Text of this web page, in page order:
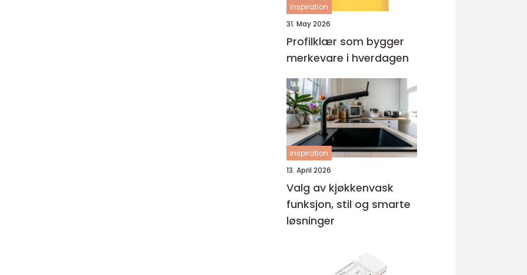
inspiration
31. May 2026
Profilklær som bygger
merkevare i hverdagen
inspiration
13. April 2026
Valg av kjøkkenvask
funksjon, stil og smarte
løsninger